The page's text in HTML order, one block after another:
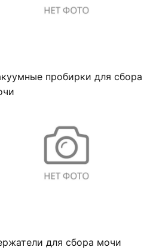
пробирки для сбора
для сбора мочи